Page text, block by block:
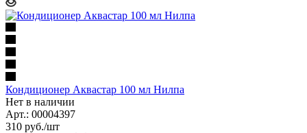
Кондиционер Аквастар 100 мл Нилпа
Нет в наличии
Арт.: 00004397
310 руб./шт